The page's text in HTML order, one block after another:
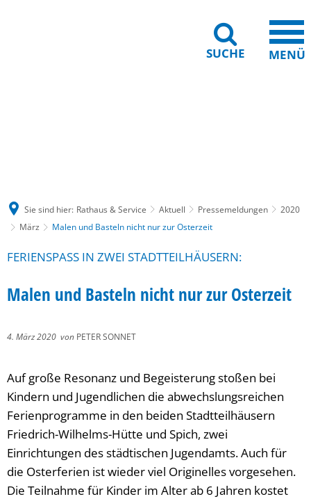
SUCHE MENÜ
Sie sind hier: Rathaus & Service Aktuell Pressemeldungen
2020
März
Malen und Basteln nicht nur zur Osterzeit
FERIENSPASS IN ZWEI STADTTEILHÄUSERN:
Malen und Basteln nicht nur zur Osterzeit
4. März 2020 von PETER SONNET
Auf große Resonanz und Begeisterung stoßen bei
Kindern und Jugendlichen die abwechslungsreichen
Ferienprogramme in den beiden Stadtteilhäusern
Friedrich-Wilhelms-Hütte und Spich, zwei
Einrichtungen des städtischen Jugendamts. Auch für
die Osterferien ist wieder viel Originelles vorgesehen.
Die Teilnahme für Kinder im Alter ab 6 Jahren kostet